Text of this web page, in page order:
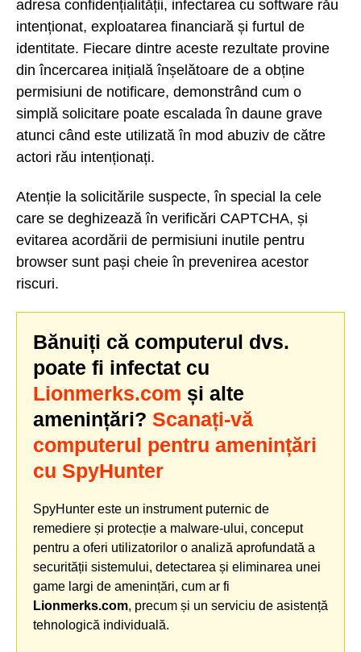
adresa confidențialității, infectarea cu software rău
intenționat, exploatarea financiară și furtul de
identitate. Fiecare dintre aceste rezultate provine
din încercarea inițială înșelătoare de a obține
permisiuni de notificare, demonstrând cum o
simplă solicitare poate escalada în daune grave
atunci când este utilizată în mod abuziv de către
actori rău intenționați.
Atenție la solicitările suspecte, în special la cele
care se deghizează în verificări CAPTCHA, și
evitarea acordării de permisiuni inutile pentru
browser sunt pași cheie în prevenirea acestor
riscuri.
Bănuiți că computerul dvs.
poate fi infectat cu
Lionmerks.com și alte
amenințări? Scanați-vă
computerul pentru amenințări
cu SpyHunter
SpyHunter este un instrument puternic de
remediere și protecție a malware-ului, conceput
pentru a oferi utilizatorilor o analiză aprofundată a
securității sistemului, detectarea și eliminarea unei
game largi de amenințări, cum ar fi
Lionmerks.com, precum și un serviciu de asistență
tehnologică individuală.